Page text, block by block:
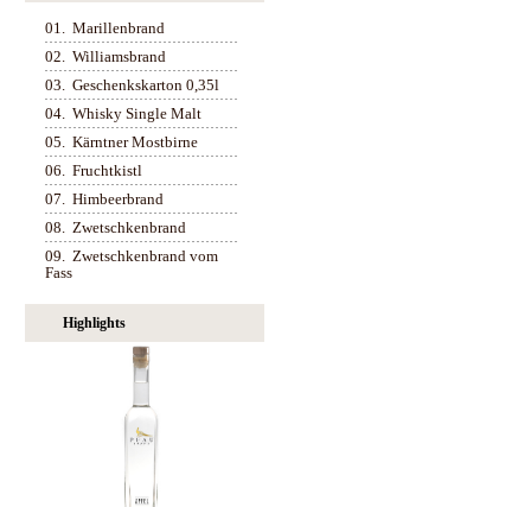
01. Marillenbrand
02. Williamsbrand
03. Geschenkskarton 0,35l
04. Whisky Single Malt
05. Kärntner Mostbirne
06. Fruchtkistl
07. Himbeerbrand
08. Zwetschkenbrand
09. Zwetschkenbrand vom
Fass
Highlights